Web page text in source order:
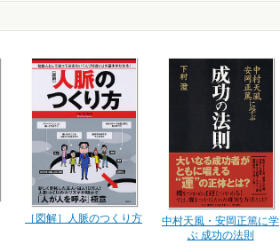
［図解］人脈のつくり方
中村天風・安岡正篤に学
ぶ 成功の法則